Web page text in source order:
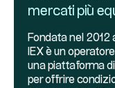
mercati più
Fondata nel 2012
IEX è un
una piattaforma
per offrire